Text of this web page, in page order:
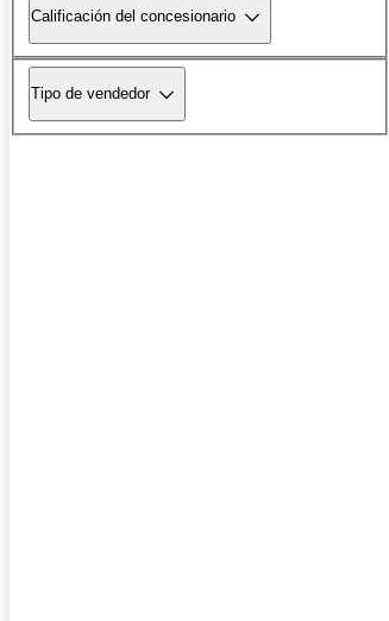
Calificación del concesionario
Tipo de vendedor